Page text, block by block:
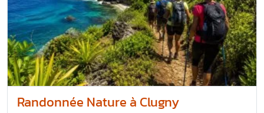
Randonnée Nature à Clugny